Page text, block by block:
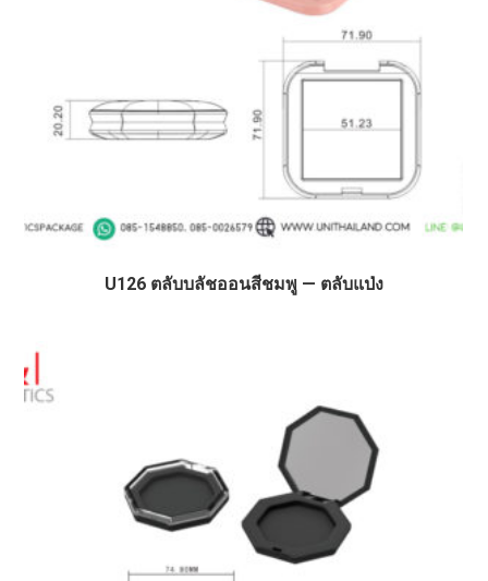
U126 ตลับบลัชออนสีชมพู — ตลับแป่ง